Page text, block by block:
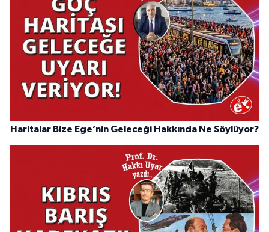
Haritalar Bize Ege’nin Geleceği Hakkında Ne Söylüyor?